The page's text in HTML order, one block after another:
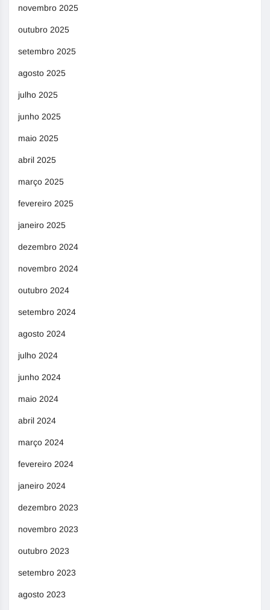
novembro 2025
outubro 2025
setembro 2025
agosto 2025
julho 2025
junho 2025
maio 2025
abril 2025
março 2025
fevereiro 2025
janeiro 2025
dezembro 2024
novembro 2024
outubro 2024
setembro 2024
agosto 2024
julho 2024
junho 2024
maio 2024
abril 2024
março 2024
fevereiro 2024
janeiro 2024
dezembro 2023
novembro 2023
outubro 2023
setembro 2023
agosto 2023